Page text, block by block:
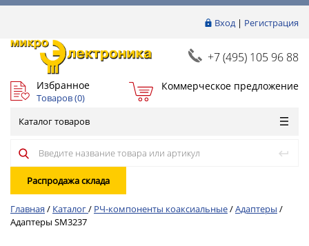
Вход| Регистрация
+7 (495) 105 96 88
Избранное
Товаров (0)
Коммерческое предложение
Каталог товаров
Распродажа склада
Главная / Каталог/ РЧ-компоненты коаксиальные/Адаптеры /
Адаптеры SM3237